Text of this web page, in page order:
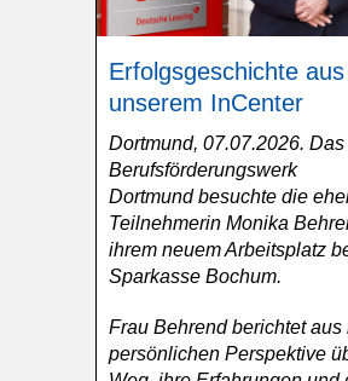
Erfolgsgeschichte aus
unserem InCenter
Dortmund, 07.07.2026. Das
Berufsförderungswerk
Dortmund besuchte die
Teilnehmerin Monika
ihrem neuem Arbeitsplatz
Sparkasse Bochum.
Frau Behrend berichtet aus
persönlichen Perspektive